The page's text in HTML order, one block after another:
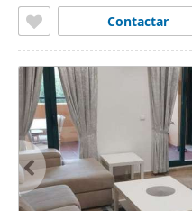
Contactar